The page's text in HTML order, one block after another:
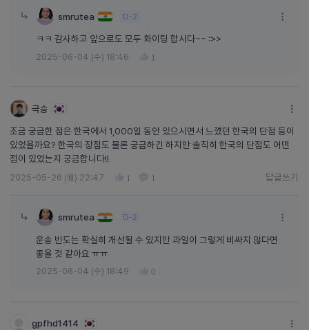
smrutea D-2
ㅋㅋ 감사하고 앞으로도 모두 화이팅 합시다~~ :>>
2025-06-04 (수) 18:46 1
극승
조금 궁금한 점은 한국에서 1,000일 동안 있으시면서 느꼈던 한국의 단점 등이
있었을까요? 한국의 장점도 물론 궁금하긴 하지만 솔직히 한국의 단점도 어떤
점이 있었는지 궁금합니다!!
2025-05-26 (월) 22:47 1 1답글쓰기 답글쓰기
smrutea D-2
운송 빈도는 확실히 개선될 수 있지만 과일이 그렇게 비싸지 않다면
좋을 것 같아요 ㅠㅠ
2025-06-04 (수) 18:49 0
gpfhd1414